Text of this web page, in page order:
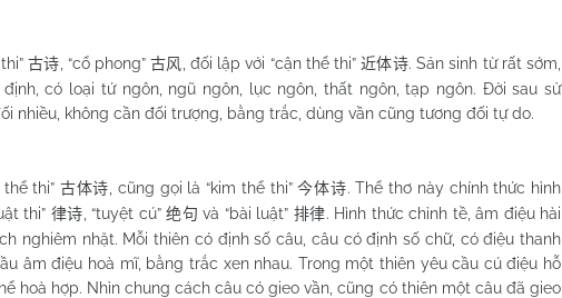
古诗 , “cổ phong”古风 , đối lập với “cận thể thi” 近体诗. Sản sinh từ rất sớm,
có loại tứ ngôn, ngũ ngôn, lục ngôn, thất ngôn, tạp ngôn. Đời sau sử
nhiều, không cần đối trượng, bằng trắc, dùng vần cũng tương đối tự do.
thi” 古体诗 , cũng gọi là “kim thể thi”今体诗. Thể thơ này chính thức hình
thi” 律诗 , “tuyệt cú”绝句 và “bài luật” 排律. Hình thức chỉnh tề, âm điệu hài
nghiêm nhặt. Mỗi thiên có định số câu, câu có định số chữ, có điệu thanh
âm điệu hoà mĩ, bằng trắc xen nhau. Trong một thiên yêu cầu cú điệu hỗ
hoà hợp. Nhìn chung cách câu có gieo vần, cũng có thiên một câu đã gieo